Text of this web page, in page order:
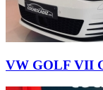
VW GOLF VII